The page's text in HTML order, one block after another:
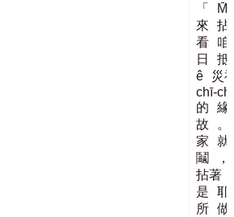
「
M̄
來
拈
看
咱
日
抵
ê
災
chī-
的
緣
故
。
家
就
鬮
，
拈著
是
耶
所 做